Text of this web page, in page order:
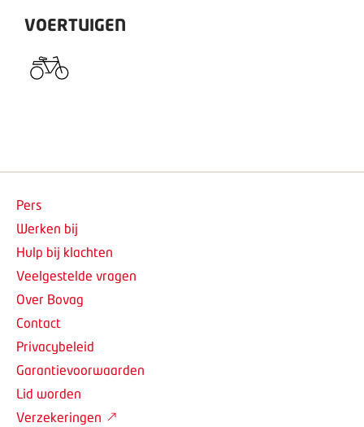
VOERTUIGEN
Pers
Werken bij
Hulp bij klachten
Veelgestelde vragen
Over Bovag
Contact
Privacybeleid
Garantievoorwaarden
Lid worden
Verzekeringen